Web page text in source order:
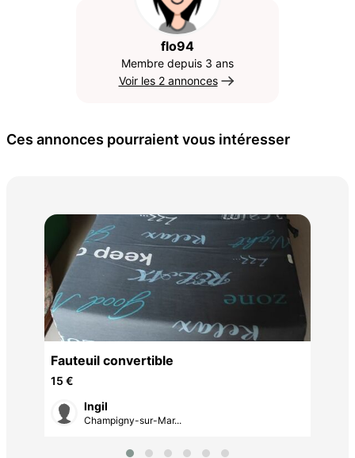
flo94
Membre depuis 3 ans
Voir les 2 annonces
Ces annonces pourraient vous intéresser
Fauteuil convertible
15 €
lngil
Champigny-sur-Mar...